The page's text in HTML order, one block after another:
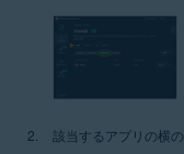
該当するアプリの横